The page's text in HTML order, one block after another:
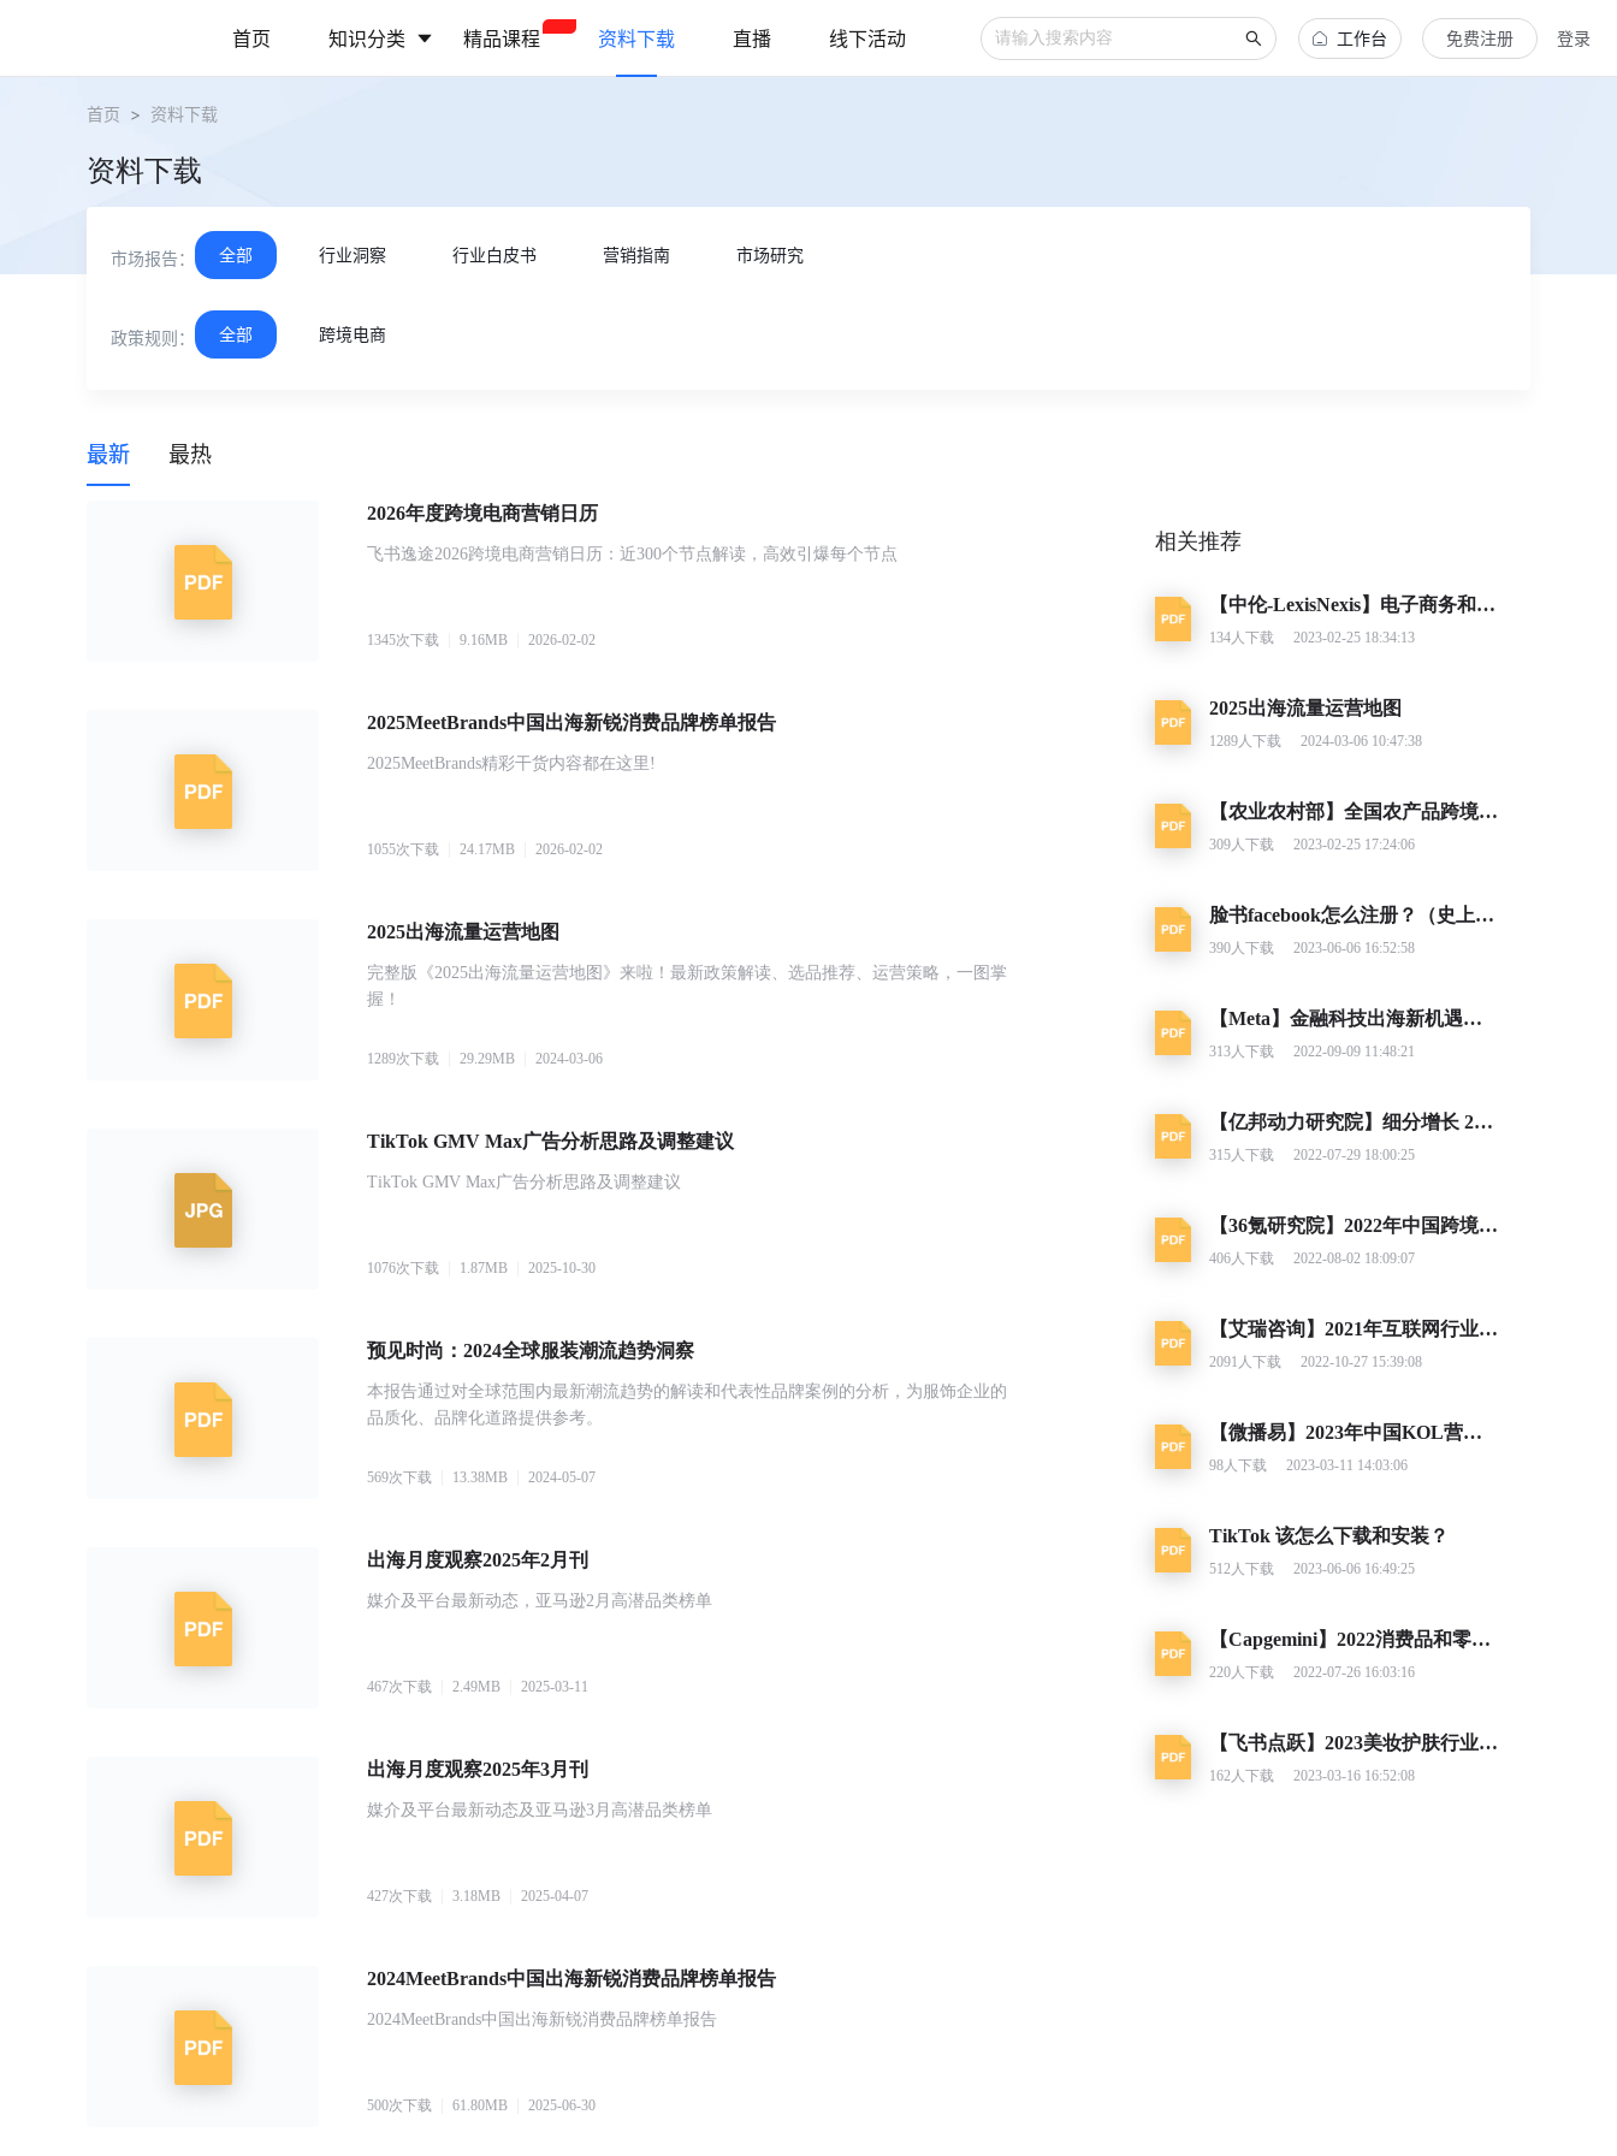
首页 知识分类
营销推广
精品课程 资料下载 直播 线下活动 工作台 免费注册 登录
首页 > 资料下载
资料下载
市场报告： 全部 行业洞察 行业白皮书 营销指南 市场研究
政策规则： 全部 跨境电商
最新 最热
2026年度跨境电商营销日历
飞书逸途2026跨境电商营销日历：近300个节点解读，高效引爆每个节点
1345次下载 9.16MB 2026-02-02
2025MeetBrands中国出海新锐消费品牌榜单报告
2025MeetBrands精彩干货内容都在这里!
1055次下载 24.17MB 2026-02-02
2025出海流量运营地图
完整版《2025出海流量运营地图》来啦！最新政策解读、选品推荐、运营策略，一图掌
握！
1289次下载 29.29MB 2024-03-06
TikTok GMV Max广告分析思路及调整建议
TikTok GMV Max广告分析思路及调整建议
1076次下载 1.87MB 2025-10-30
预见时尚：2024全球服装潮流趋势洞察
本报告通过对全球范围内最新潮流趋势的解读和代表性品牌案例的分析，为服饰企业的
品质化、品牌化道路提供参考。
569次下载 13.38MB 2024-05-07
出海月度观察2025年2月刊
媒介及平台最新动态，亚马逊2月高潜品类榜单
467次下载 2.49MB 2025-03-11
出海月度观察2025年3月刊
媒介及平台最新动态及亚马逊3月高潜品类榜单
427次下载 3.18MB 2025-04-07
2024MeetBrands中国出海新锐消费品牌榜单报告
2024MeetBrands中国出海新锐消费品牌榜单报告
500次下载 61.80MB 2025-06-30
相关推荐
【中伦-LexisNexis】电子商务和网络交易合规指南
134人下载 2023-02-25 18:34:13
2025出海流量运营地图
1289人下载 2024-03-06 10:47:38
【农业农村部】全国农产品跨境电子商务发展报告（2021-2022）
309人下载 2023-02-25 17:24:06
脸书facebook怎么注册？（史上最详细创建账号教程）
390人下载 2023-06-06 16:52:58
【Meta】金融科技出海新机遇营销手册
313人下载 2022-09-09 11:48:21
【亿邦动力研究院】细分增长 2022东南亚跨境电商出海报告
315人下载 2022-07-29 18:00:25
【36氪研究院】2022年中国跨境电商行业研究报告
406人下载 2022-08-02 18:09:07
【艾瑞咨询】2021年互联网行业挑战与机遇白皮书
2091 人下载 2022-10-27 15:39:08
【微播易】2023年中国KOL营销趋势洞察报告
98人下载 2023-03-11 14:03:06
TikTok 该怎么下载和安装？
512人下载 2023-06-06 16:49:25
【Capgemini】2022消费品和零售行业消费者行为追踪
220人下载 2022-07-26 16:03:16
【飞书点跃】2023美妆护肤行业出海白皮书
162人下载 2023-03-16 16:52:08